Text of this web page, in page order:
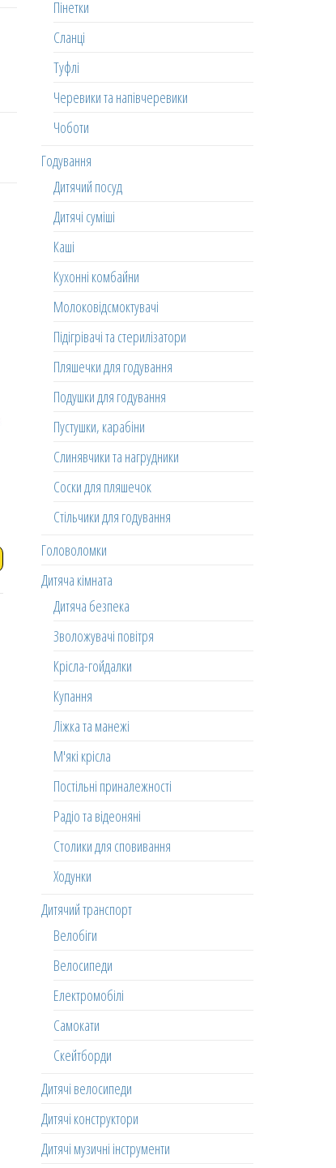
Пінетки
Сланці
Туфлі
Черевики та напівчеревики
Чоботи
Годування
Дитячий посуд
Дитячі суміші
Каші
Кухонні комбайни
Молоковідсмоктувачі
Підігрівачі та стерилізатори
Пляшечки для годування
Подушки для годування
Пустушки, карабіни
Слинявчики та нагрудники
Соски для пляшечок
Стільчики для годування
Головоломки
Дитяча кімната
Дитяча безпека
Зволожувачі повітря
Крісла-гойдалки
Купання
Ліжка та манежі
М'які крісла
Постільні приналежності
Радіо та відеоняні
Столики для сповивання
Ходунки
Дитячий транспорт
Велобіги
Велосипеди
Електромобілі
Самокати
Скейтборди
Дитячі велосипеди
Дитячі конструктори
Дитячі музичні інструменти